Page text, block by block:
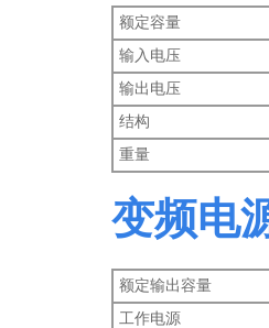
额定容量
输入电压
输出电压
结构
重量
变频电
额定输出容量
工作电源